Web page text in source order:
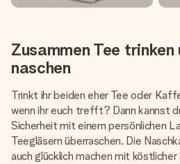
Zusammen Tee trinken
naschen
Trinkt ihr beiden eher Tee oder
wenn ihr euch trefft? Dann kannst
Sicherheit mit einem persönlichen
Teegläsern überraschen. Die
auch glücklich machen mit